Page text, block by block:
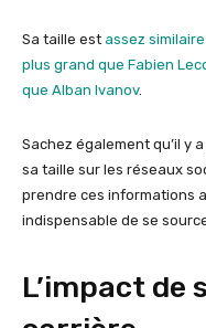
Sa taille est assez
plus grand que Fabien
que Alban Ivanov.
Sachez également qu’il y
sa taille sur les réseaux
prendre ces informations
indispensable de se
L’impact de